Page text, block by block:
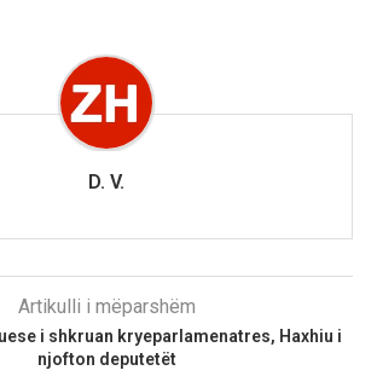
D. V.
Artikulli i mëparshëm
i shkruan kryeparlamenatres, Haxhiu i
njofton deputetët